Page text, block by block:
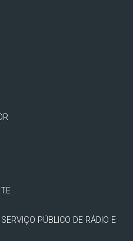
PÚBLICO DE RÁDIO E